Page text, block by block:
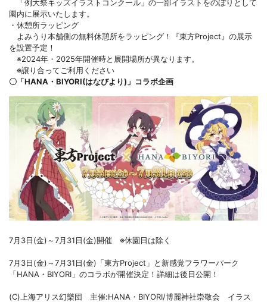
「例大祭キッズイラストコンクール」の一部イラストをのぼりとして
園内に展示いたします。
・休憩所ラッピング
よみうり本舗側の無料休憩所をラッピング！『東方Project』の展示
を設置予定！
※2024年・2025年開催時と展開場所が異なります。
※譲り合ってご利用ください
〇「HANA・BIYORI(はなびより)」コラボ企画
7月3日(金)～7月31日(金)開催 ※休園日は除く
7月3日(金)～7月31日(金)「東方Project」と新感覚フラワーパーク
「HANA・BIYORI」のコラボが開催決定！詳細は後日公開！
(C)上海アリス幻樂団 主催:HANA・BIYORI/博麗神社崇敬会 イラス